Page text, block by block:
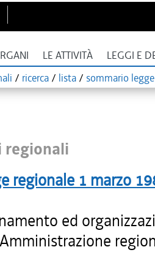
LE ATTIVITÀ LEGGI E
/ ricerca / lista / sommario legge
regionali
regionale 1 marzo
ed